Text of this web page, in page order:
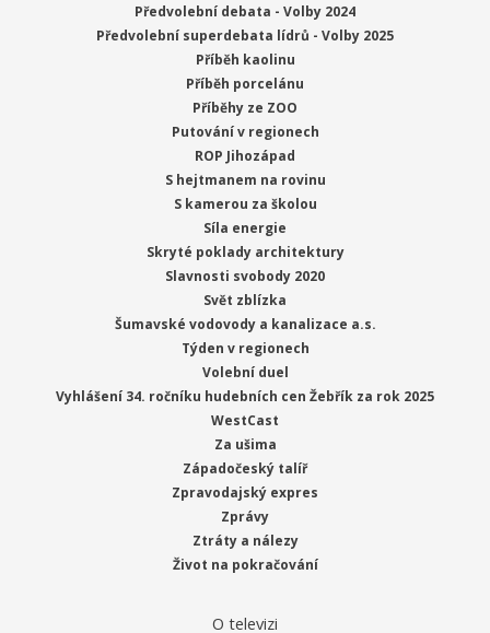
Předvolební debata - Volby 2024
Předvolební superdebata lídrů - Volby 2025
Příběh kaolinu
Příběh porcelánu
Příběhy ze ZOO
Putování v regionech
ROP Jihozápad
S hejtmanem na rovinu
S kamerou za školou
Síla energie
Skryté poklady architektury
Slavnosti svobody 2020
Svět zblízka
Šumavské vodovody a kanalizace a.s.
Týden v regionech
Volební duel
Vyhlášení 34. ročníku hudebních cen Žebřík za rok 2025
WestCast
Za ušima
Západočeský talíř
Zpravodajský expres
Zprávy
Ztráty a nálezy
Život na pokračování
O televizi